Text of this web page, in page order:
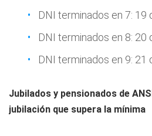
DNI terminados en 7: 19
DNI terminados en 8: 20
DNI terminados en 9: 21
Jubilados y pensionados de
jubilación que supera la mínima